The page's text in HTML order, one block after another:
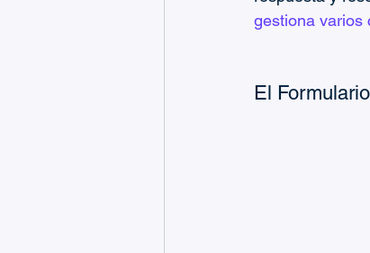
gestiona varios
El